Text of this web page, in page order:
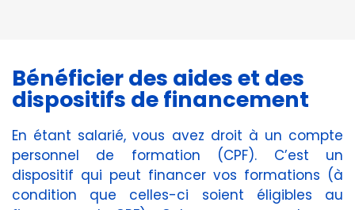
Bénéficier des aides et des
dispositifs de financement
En étant salarié, vous avez droit à un compte
personnel de formation (CPF). C’est un
dispositif qui peut financer vos formations (à
condition que celles-ci soient éligibles au
Marketing
En partageant
votre intérêt et
votre
comportement
lorsque vous
visitez notre